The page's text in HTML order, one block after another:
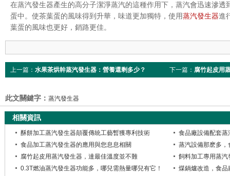
在蒸汽發生器產生的高分子潔淨蒸汽的這種作用下，蒸汽會迅速滲透
蛋中。使茶葉蛋的風味得到升華，味道更加獨特，使用蒸汽發生器進
葉蛋的風味也更好，銷路更佳。
下一篇： 腐竹起皮用
上一篇： 水果茶烘幹蒸汽發生器：營養還剩多少？
此文關鍵字： 蒸汽發生器
相關資訊
酥餅加工蒸汽發生器顛覆傳統工藝暫獲專利技術
食品廠設備配套
食品加工蒸汽發生器的應用與您息息相關
蒸汽設備那麽多
腐竹起皮用蒸汽發生器，達最佳溫度並不難
飼料加工專用蒸
0.3T燃油蒸汽發生器功能多，哪兒需熱量哪兒有它！
煤鍋爐改造，食